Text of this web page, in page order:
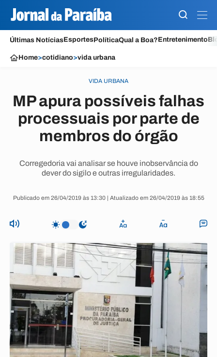
Últimas NotíciasEsportesPolíticaQual a Boa?Entretenimento
Home>cotidiano>vida urbana
VIDA URBANA
MP apura possíveis falhas
processuais por parte de
membros do órgão
Corregedoria vai analisar se houve inobservância do
dever do sigilo e outras irregularidades.
Publicado em 26/04/2019 às 13:30 | Atualizado em 26/04/2019 às 18:55